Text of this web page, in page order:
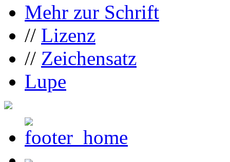
Mehr zur Schrift
// Lizenz
// Zeichensatz
Lupe